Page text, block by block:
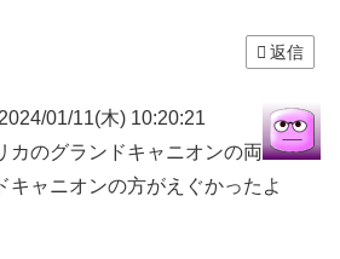
返信
01/11(木) 10:20:21
カのグランドキャニオンの両
キャニオンの方がえぐかったよ